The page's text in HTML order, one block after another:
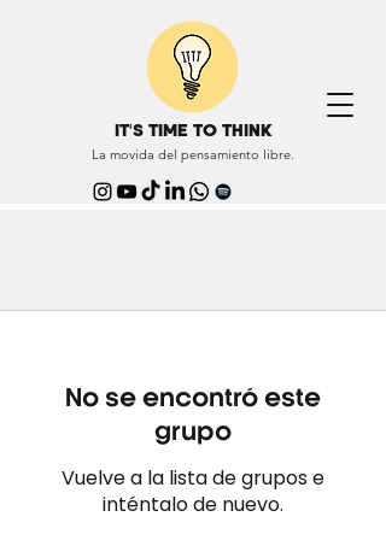
IT'S TIME TO THINK
La movida del pensamiento libre.
No se encontró este
grupo
Vuelve a la lista de grupos e
inténtalo de nuevo.